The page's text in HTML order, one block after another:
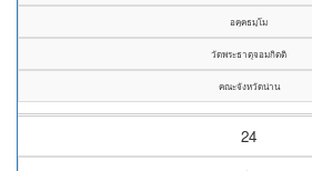
อคฺคธมฺโม
วัดพระธาตุจอมกิตติ
คณะจังหวัดน่าน
24